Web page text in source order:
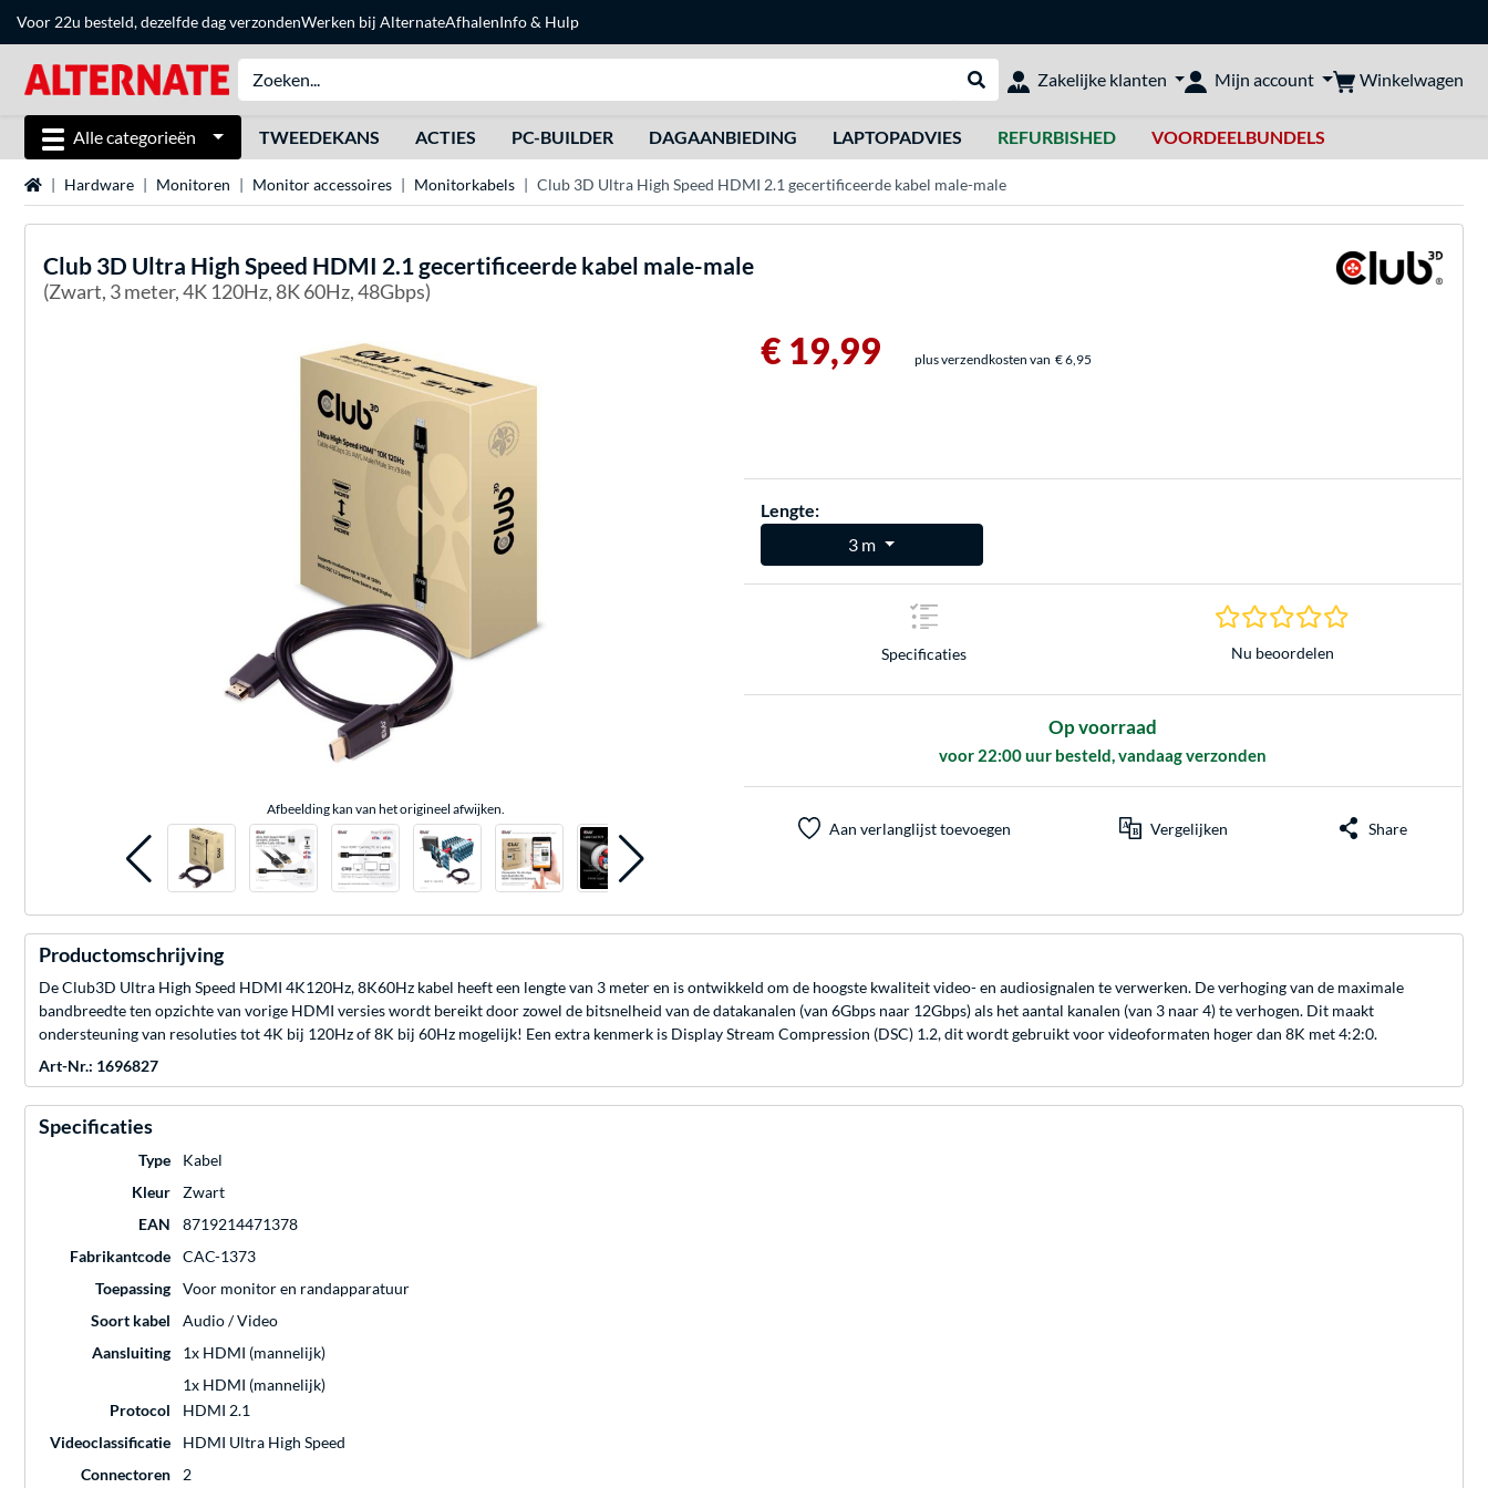
Voor 22u besteld, dezelfde dag verzondenWerken bij AlternateAfhalenInfo & Hulp
Webshop doorzoeken
Zakelijke klanten Mijn account Winkelwagen
Alle categorieën TWEEDEKANS ACTIES PC-BUILDER DAGAANBIEDING LAPTOPADVIES REFURBISHED VOORDEELBUNDELS
Home Hardware Monitoren Monitor accessoires Monitorkabels Club 3D Ultra High Speed HDMI 2.1 gecertificeerde kabel male-male
Club 3D Ultra High Speed HDMI 2.1 gecertificeerde kabel male-male
(Zwart, 3 meter, 4K 120Hz, 8K 60Hz, 48Gbps)
Afbeelding kan van het origineel afwijken.
€ 19,99 plus verzendkosten van € 6,95
Lengte:
3 m
Specificaties
0.0 sterren
Nu beoordelen
Op voorraad
voor 22:00 uur besteld, vandaag verzonden
Aan verlanglijst toevoegen Vergelijken Share
Productomschrijving
De Club3D Ultra High Speed HDMI 4K120Hz, 8K60Hz kabel heeft een lengte van 3 meter en is ontwikkeld om de hoogste kwaliteit video- en audiosignalen te verwerken. De verhoging van de maximale
bandbreedte ten opzichte van vorige HDMI versies wordt bereikt door zowel de bitsnelheid van de datakanalen (van 6Gbps naar 12Gbps) als het aantal kanalen (van 3 naar 4) te verhogen. Dit maakt
ondersteuning van resoluties tot 4K bij 120Hz of 8K bij 60Hz mogelijk! Een extra kenmerk is Display Stream Compression (DSC) 1.2, dit wordt gebruikt voor videoformaten hoger dan 8K met 4:2:0.
Art-Nr.: 1696827
Specificaties
Type
Kabel
Kleur
Zwart
EAN
8719214471378
Fabrikantcode
CAC-1373
Toepassing
Voor monitor en randapparatuur
Soort kabel
Audio / Video
Aansluiting
1x HDMI (mannelijk)
1x HDMI (mannelijk)
Protocol
HDMI 2.1
Videoclassificatie
HDMI Ultra High Speed
Connectoren
2